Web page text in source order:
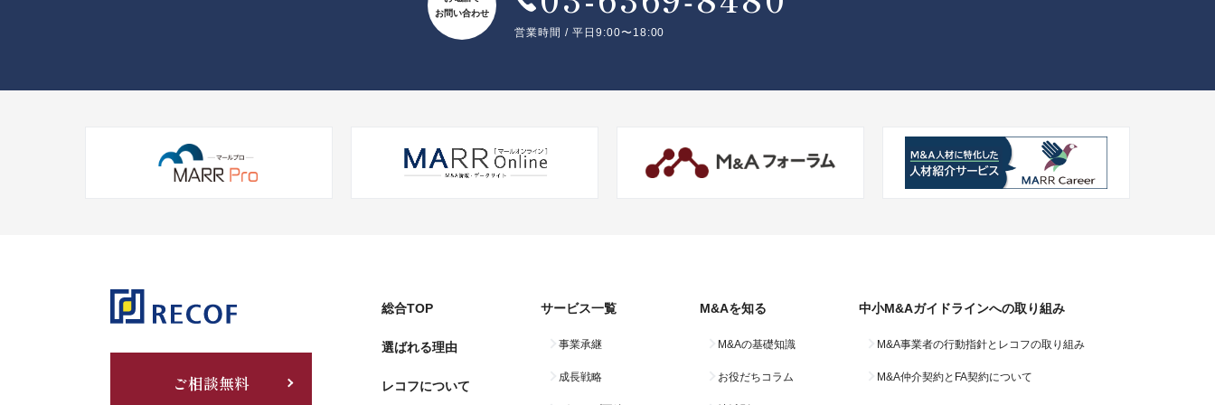
お問い合わせ
営業時間 / 平日9:00〜18:00
総合TOP
選ばれる理由
レコフについて
サービス一覧
事業承継
成長戦略
M&Aを知る
M&Aの基礎知識
お役だちコラム
中小M&Aガイドラインへの取り組み
M&A事業者の行動指針と レコフの取り組み
M&A仲介契約と FA契約について
ご相談無料